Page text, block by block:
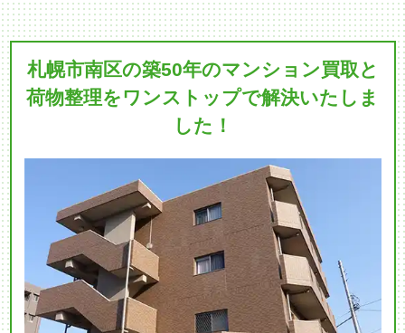
札幌市南区の築50年のマンション買取と
荷物整理をワンストップで解決いたしま
した！